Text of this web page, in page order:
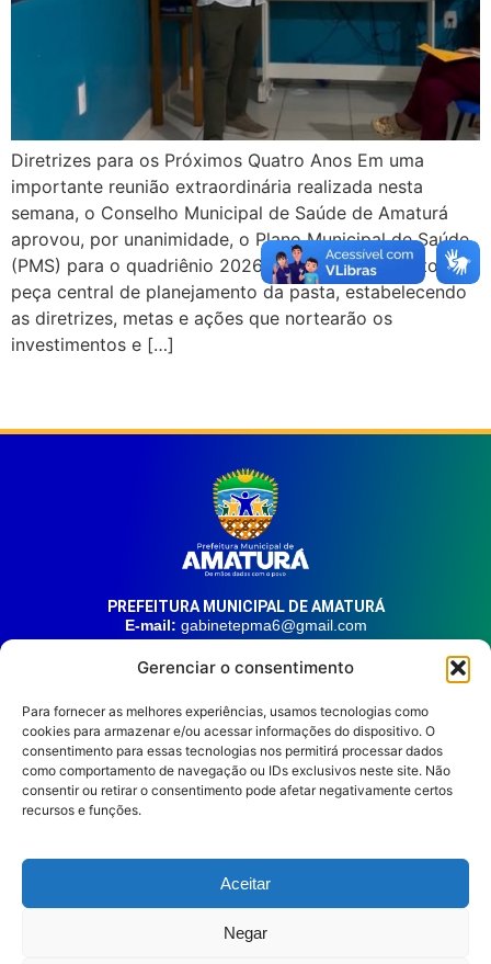
Gerenciar o consentimento
Para fornecer as melhores experiências, usamos tecnologias como
cookies para armazenar e/ou acessar informações do dispositivo. O
consentimento para essas tecnologias nos permitirá processar dados
como comportamento de navegação ou IDs exclusivos neste site. Não
consentir ou retirar o consentimento pode afetar negativamente certos
recursos e funções.
Aceitar
Negar
Diretrizes para os Próximos Quatro Anos Em uma
importante reunião extraordinária realizada nesta
semana, o Conselho Municipal de Saúde de Amaturá
aprovou, por unanimidade, o Plano Municipal de Saúde
(PMS) para o quadriênio 2026–2029. O documento é a
peça central de planejamento da pasta, estabelecendo
as diretrizes, metas e ações que nortearão os
investimentos e […]
PREFEITURA MUNICIPAL DE AMATURÁ
E-mail: gabinetepma6@gmail.com
Av. 21 de Junho, n° 1746, Centro | Amaturá – AM
HORÁRIO DE ATENDIMENTO
Segunda à sexta, das 08:00 às 14:00.